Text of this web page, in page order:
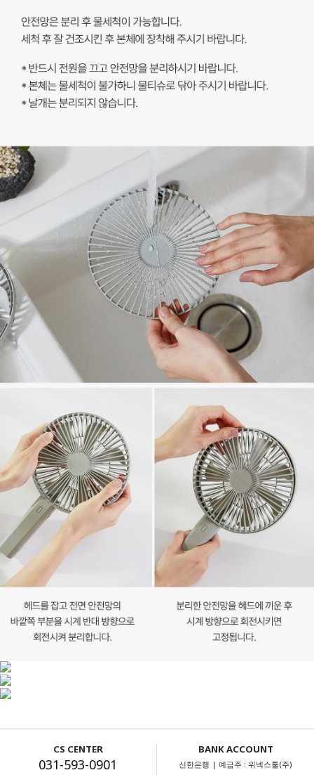
CS CENTER
031-593-0901
BANK ACCOUNT
신한은행 | 예금주 : 위넥스툴(주)